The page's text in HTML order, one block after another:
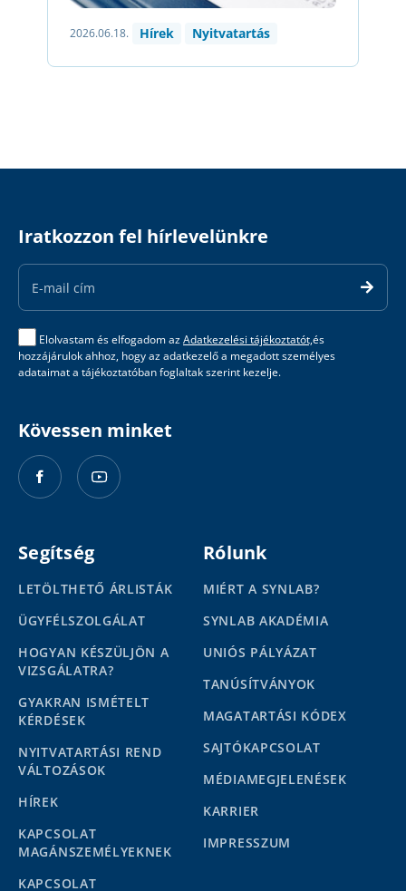
2026.06.18. Hírek Nyitvatartás
Iratkozzon fel hírlevelünkre
Email
Address
Elolvastam és elfogadom azAdatkezelési tájékoztatót,és
hozzájárulok ahhoz, hogy az adatkezelő a megadott személyes
adataimat a tájékoztatóban foglaltak szerint kezelje.
Kövessen minket
Segítség
LETÖLTHETŐ ÁRLISTÁK
ÜGYFÉLSZOLGÁLAT
HOGYAN KÉSZÜLJÖN A
VIZSGÁLATRA?
GYAKRAN ISMÉTELT
KÉRDÉSEK
NYITVATARTÁSI REND
VÁLTOZÁSOK
HÍREK
KAPCSOLAT
MAGÁNSZEMÉLYEKNEK
KAPCSOLAT
Rólunk
MIÉRT A SYNLAB?
SYNLAB AKADÉMIA
UNIÓS PÁLYÁZAT
TANÚSÍTVÁNYOK
MAGATARTÁSI KÓDEX
SAJTÓKAPCSOLAT
MÉDIAMEGJELENÉSEK
KARRIER
IMPRESSZUM